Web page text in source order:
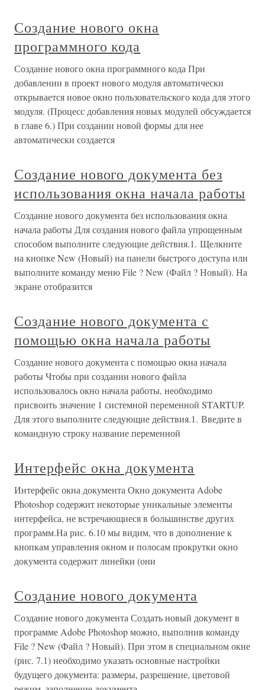
Создание нового окна
программного кода
Создание нового окна программного кода При
добавлении в проект нового модуля автоматически
открывается новое окно пользовательского кода для этого
модуля. (Процесс добавления новых модулей обсуждается
в главе 6.) При создании новой формы для нее
автоматически создается
Создание нового документа без
использования окна начала работы
Создание нового документа без использования окна
начала работы Для создания нового файла упрощенным
способом выполните следующие действия.1. Щелкните
на кнопке New (Новый) на панели быстрого доступа или
выполните команду меню File ? New (Файл ? Новый). На
экране отобразится
Создание нового документа с
помощью окна начала работы
Создание нового документа с помощью окна начала
работы Чтобы при создании нового файла
использовалось окно начала работы, необходимо
присвоить значение 1 системной переменной STARTUP.
Для этого выполните следующие действия.1. Введите в
командную строку название переменной
Интерфейс окна документа
Интерфейс окна документа Окно документа Adobe
Photoshop содержит некоторые уникальные элементы
интерфейса, не встречающиеся в большинстве других
программ.На рис. 6.10 мы видим, что в дополнение к
кнопкам управления окном и полосам прокрутки окно
документа содержит линейки (они
Создание нового документа
Создание нового документа Создать новый документ в
программе Adobe Photoshop можно, выполнив команду
File ? New (Файл ? Новый). При этом в специальном окне
(рис. 7.1) необходимо указать основные настройки
будущего документа: размеры, разрешение, цветовой